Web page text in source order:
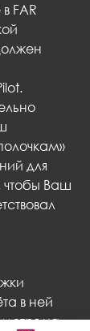
FAR
для
чтобы Ваш
в ней
на